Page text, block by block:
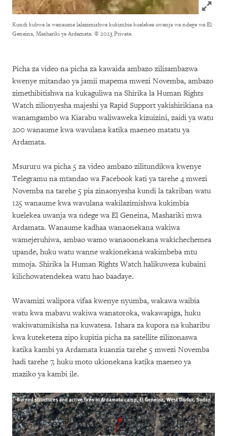
Click
Kundi kubwa la wanaume lalazimishwa kukimbia kuelekea uwanja wa ndege wa El
Geneina, Mashariki ya Ardamata. © 2023 Private.
Picha za video na picha za kawaida ambazo zilisambazwa
kwenye mitandao ya jamii mapema mwezi Novemba, ambazo
zimethibitishwa na kukaguliwa na Shirika la Human Rights
Watch zilionyesha majeshi ya Rapid Support yakishirikiana na
wanamgambo wa Kiarabu waliwaweka kizuizini, zaidi ya watu
200 wanaume kwa wavulana katika maeneo matatu ya
Ardamata.
Msururu wa picha 5 za video ambazo zilitundikwa kwenye
Telegramu na mtandao wa Facebook kati ya tarehe 4 mwezi
Novemba na tarehe 5 pia zinaonyesha kundi la takriban watu
125 wanaume kwa wavulana wakilazimishwa kukimbia
kuelekea uwanja wa ndege wa El Geneina, Mashariki mwa
Ardamata. Wanaume kadhaa wanaonekana wakiwa
wamejeruhiwa, ambao wamo wanaoonekana wakichechemea
upande, huku watu wanne wakionekana wakimbeba mtu
mmoja. Shirika la Human Rights Watch halikuweza kubaini
kilichowatendekea watu hao baadaye.
Wavamizi walipora vifaa kwenye nyumba, wakawa waibia
watu kwa mabavu wakiwa wanatoroka, wakawapiga, huku
wakiwatumikisha na kuwatesa. Ishara za kupora na kuharibu
kwa kuteketeza zipo kupitia picha za satellite zilizonaswa
katika kambi ya Ardamata kuanzia tarehe 5 mwezi Novemba
hadi tarehe 7, huku moto ukionekana katika maeneo ya
maziko ya kambi ile.